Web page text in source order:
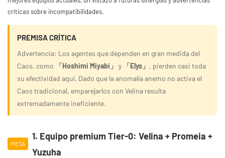
críticas sobre incompatibilidades.
PREMISA CRÍTICA
Advertencia: Los agentes que dependen en gran medida del
Caos, como
「Hoshimi Miyabi」 y 「Elys」 , pierden casi toda
su efectividad aquí. Dado que la anomalía anemo no activa el
Caos tradicional, emparejarlos con Velina resulta
extremadamente ineficiente.
META
1. Equipo premium Tier-0: Velina + Promeia +
Yuzuha